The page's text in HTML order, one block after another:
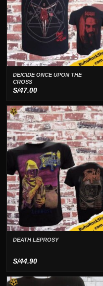
DEICIDE ONCE UPON THE
CROSS
S/47.00
DEATH LEPROSY
S/44.90